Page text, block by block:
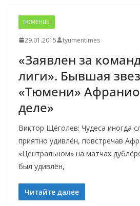
ТЮМЕНЦЫ
29.01.2015 tyumentimes
«Заявлен за
лиги». Бывшая
«Тюмени» Афранио
деле»
Виктор Щёголев: Чудеса иногда
приятно удивлён, повстречав
«Центральном» на матчах
был удивлён,
Читайте далее